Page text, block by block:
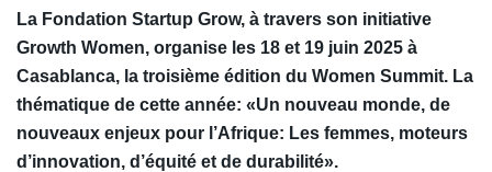
La Fondation Startup Grow, à travers son initiative
Growth Women, organise les 18 et 19 juin 2025 à
Casablanca, la troisième édition du Women Summit. La
thématique de cette année: «Un nouveau monde, de
nouveaux enjeux pour l’Afrique: Les femmes, moteurs
d’innovation, d’équité et de durabilité».